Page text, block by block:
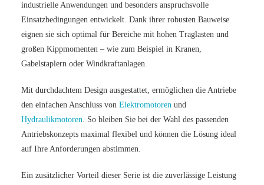
industrielle Anwendungen und besonders anspruchsvolle
Einsatzbedingungen entwickelt. Dank ihrer robusten Bauweise
eignen sie sich optimal für Bereiche mit hohen Traglasten und
großen Kippmomenten – wie zum Beispiel in Kranen,
Gabelstaplern oder Windkraftanlagen.
Mit durchdachtem Design ausgestattet, ermöglichen die Antriebe
den einfachen Anschluss vonElektromotoren und
Hydraulikmotoren. So bleiben Sie bei der Wahl des passenden
Antriebskonzepts maximal flexibel und können die Lösung ideal
auf Ihre Anforderungen abstimmen.
Ein zusätzlicher Vorteil dieser Serie ist die zuverlässige Leistung